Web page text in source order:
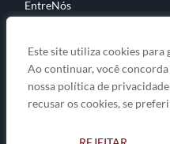
Este site utiliza cookies
Ao continuar, você
nossa política de
recusar os cookies, se
EntreNós